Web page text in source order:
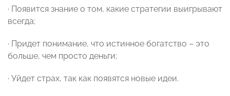
· Появится знание о том, какие стратегии выигрывают
всегда;
· Придет понимание, что истинное богатство – это
больше, чем просто деньги;
· Уйдет страх, так как появятся новые идеи.